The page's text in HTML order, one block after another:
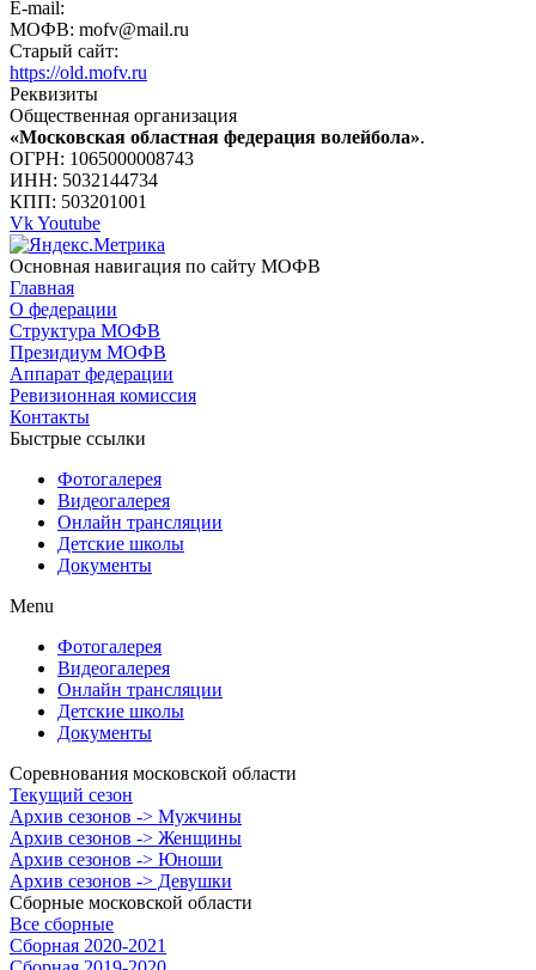
E-mail:
МОФВ: mofv@mail.ru
Старый сайт:
https://old.mofv.ru
Реквизиты
Общественная организация
«Московская областная федерация волейбола».
ОГРН: 1065000008743
ИНН: 5032144734
КПП: 503201001
VkYoutube
Основная навигация по сайту МОФВ
Главная
О федерации
Структура МОФВ
Президиум МОФВ
Аппарат федерации
Ревизионная комиссия
Контакты
Быстрые ссылки
Фотогалерея
Видеогалерея
Онлайн трансляции
Детские школы
Документы
Menu
Фотогалерея
Видеогалерея
Онлайн трансляции
Детские школы
Документы
Соревнования московской области
Текущий сезон
Архив сезонов -> Мужчины
Архив сезонов -> Женщины
Архив сезонов -> Юноши
Архив сезонов -> Девушки
Сборные московской области
Все сборные
Сборная 2020-2021